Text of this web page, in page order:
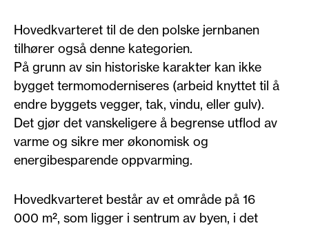
Hovedkvarteret til de den polske jernbanen
tilhører også denne kategorien.
På grunn av sin historiske karakter kan ikke
bygget termomoderniseres (arbeid knyttet til å
endre byggets vegger, tak, vindu, eller gulv).
Det gjør det vanskeligere å begrense utflod av
varme og sikre mer økonomisk og
energibesparende oppvarming.
Hovedkvarteret består av et område på 16
000 m², som ligger i sentrum av byen, i det